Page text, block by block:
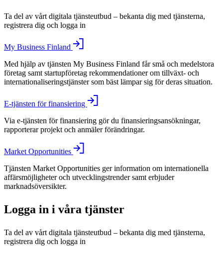
Ta del av vårt digitala tjänsteutbud – bekanta dig med tjänsterna,
registrera dig och logga in
My Business Finland
Med hjälp av tjänsten My Business Finland får små och medelstora
företag samt startupföretag rekommendationer om tillväxt- och
internationaliseringstjänster som bäst lämpar sig för deras situation.
E-tjänsten för finansiering
Via e-tjänsten för finansiering gör du finansieringsansökningar,
rapporterar projekt och anmäler förändringar.
Market Opportunities
Tjänsten Market Opportunities ger information om internationella
affärsmöjligheter och utvecklingstrender samt erbjuder
marknadsöversikter.
Logga in i våra tjänster
Ta del av vårt digitala tjänsteutbud – bekanta dig med tjänsterna,
registrera dig och logga in